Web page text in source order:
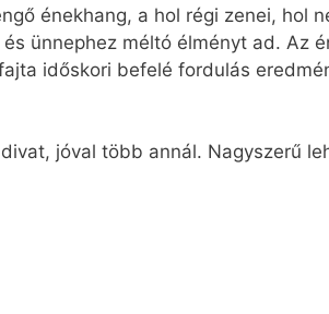
énekhang, a hol régi zenei, hol
ünnephez méltó élményt ad. Az
időskori befelé fordulás
jóval több annál. Nagyszerű